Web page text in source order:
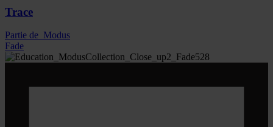
Trace
Partie de Modus
Fade